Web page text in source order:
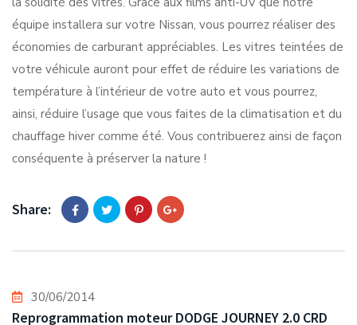
équipe installera sur votre Nissan, vous pourrez réaliser des
économies de carburant appréciables. Les vitres teintées de
votre véhicule auront pour effet de réduire les variations de
température à l’intérieur de votre auto et vous pourrez,
ainsi, réduire l’usage que vous faites de la climatisation et du
chauffage hiver comme été. Vous contribuerez ainsi de façon
conséquente à préserver la nature !
Share:
30/06/2014
Reprogrammation moteur DODGE JOURNEY 2.0 CRD